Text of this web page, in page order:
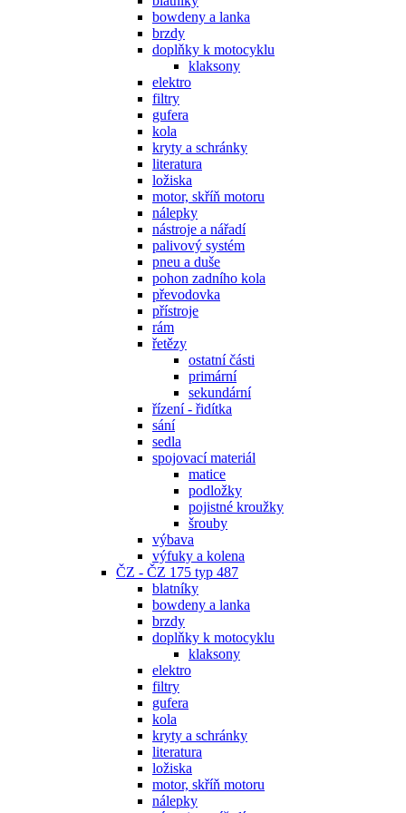
bowdeny a lanka
brzdy
doplňky k motocyklu
klaksony
elektro
filtry
gufera
kola
kryty a schránky
literatura
ložiska
motor, skříň motoru
nálepky
nástroje a nářadí
palivový systém
pneu a duše
pohon zadního kola
převodovka
přístroje
rám
řetězy
ostatní části
primární
sekundární
řízení - řidítka
sání
sedla
spojovací materiál
matice
podložky
pojistné kroužky
šrouby
výbava
výfuky a kolena
ČZ - ČZ 175 typ 487
blatníky
bowdeny a lanka
brzdy
doplňky k motocyklu
klaksony
elektro
filtry
gufera
kola
kryty a schránky
literatura
ložiska
motor, skříň motoru
nálepky